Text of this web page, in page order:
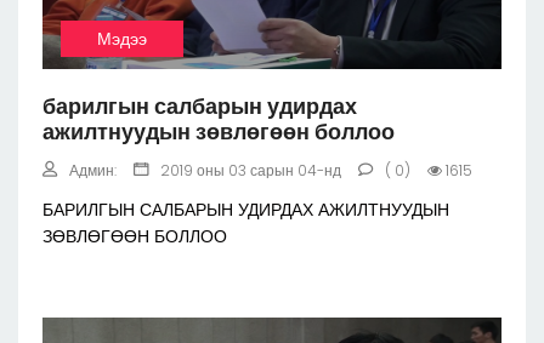
Мэдээ
барилгын салбарын удирдах
ажилтнуудын зөвлөгөөн боллоо
Админ: 2019 оны 03 сарын 04-нд ( 0) 1615
БАРИЛГЫН САЛБАРЫН УДИРДАХ АЖИЛТНУУДЫН
ЗӨВЛӨГӨӨН БОЛЛОО